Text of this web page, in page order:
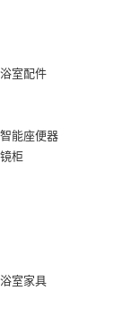
浴室配件
智能座便器
镜柜
浴室家具